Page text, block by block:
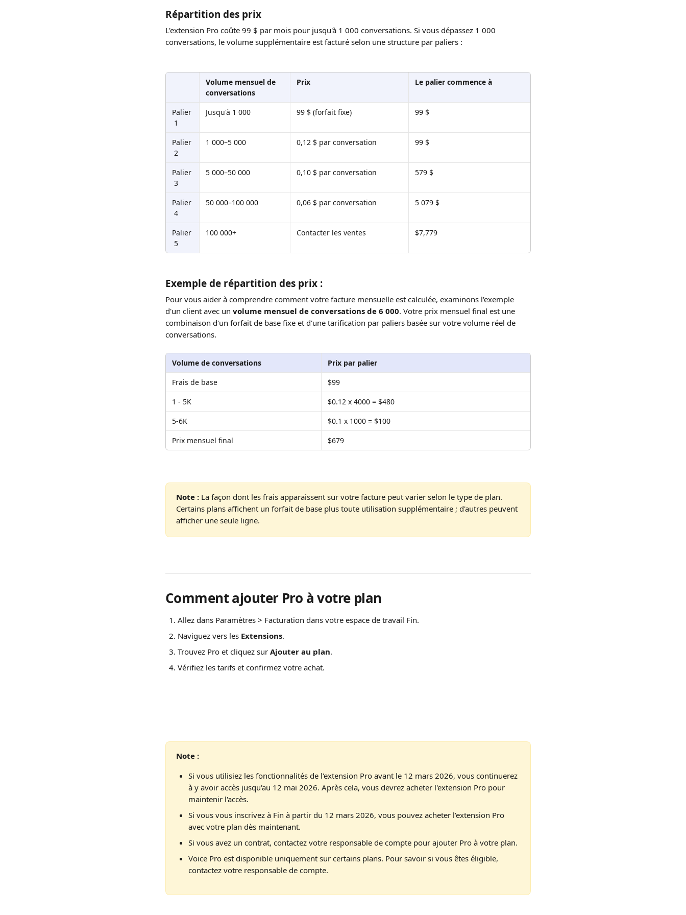
Répartition des prix
L'extension Pro coûte 99 $ par mois pour jusqu'à 1 000 conversations. Si vous dépassez 1 000
conversations, le volume supplémentaire est facturé selon une structure par paliers :
Volume mensuel de
conversations
Prix Le palier commence à
Palier
1
Jusqu'à 1 000 99 $ (forfait fixe) 99 $
Palier
2
1 000–5 000 0,12 $ par conversation 99 $
Palier
3
5 000–50 000 0,10 $ par conversation 579 $
Palier
4
50 000–100 000 0,06 $ par conversation 5 079 $
Palier
5
100 000+ Contacter les ventes $7,779
Exemple de répartition des prix :
Pour vous aider à comprendre comment votre facture mensuelle est calculée, examinons l'exemple
d'un client avec un volume mensuel de conversations de 6 000. Votre prix mensuel final est une
combinaison d'un forfait de base fixe et d'une tarification par paliers basée sur votre volume réel de
conversations.
Volume de conversations
Prix par palier
Frais de base
$99
1 - 5K
$0.12 x 4000 = $480
5-6K
$0.1 x 1000 = $100
Prix mensuel final
$679
Note : La façon dont les frais apparaissent sur votre facture peut varier selon le type de plan.
Certains plans affichent un forfait de base plus toute utilisation supplémentaire ; d'autres peuvent
afficher une seule ligne.
Comment ajouter Pro à votre plan
Allez dans Paramètres > Facturation dans votre espace de travail Fin.
Naviguez vers les Extensions.
Trouvez Pro et cliquez sur Ajouter au plan.
Vérifiez les tarifs et confirmez votre achat.
Note :
Si vous utilisiez les fonctionnalités de l'extension Pro avant le 12 mars 2026, vous continuerez
à y avoir accès jusqu'au 12 mai 2026. Après cela, vous devrez acheter l'extension Pro pour
maintenir l'accès.
Si vous vous inscrivez à Fin à partir du 12 mars 2026, vous pouvez acheter l'extension Pro
avec votre plan dès maintenant.
Si vous avez un contrat, contactez votre responsable de compte pour ajouter Pro à votre plan.
Voice Pro est disponible uniquement sur certains plans. Pour savoir si vous êtes éligible,
contactez votre responsable de compte.